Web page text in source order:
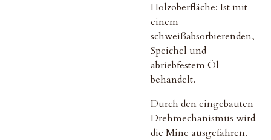
Holzoberfläche: Ist mit
einem
schweißabsorbierenden,
Speichel und
abriebfestem Öl
behandelt.
Durch den eingebauten
Drehmechanismus wird
die Mine ausgefahren.